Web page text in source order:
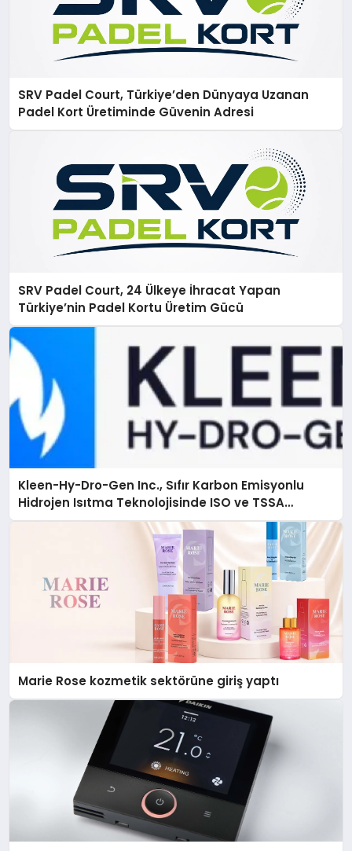
SRV Padel Court, Türkiye’den Dünyaya Uzanan
Padel Kort Üretiminde Güvenin Adresi
SRV Padel Court, 24 Ülkeye İhracat Yapan
Türkiye’nin Padel Kortu Üretim Gücü
Kleen-Hy-Dro-Gen Inc., Sıfır Karbon Emisyonlu
Hidrojen Isıtma Teknolojisinde ISO ve TSSA
Düzenleyici Onaylarını Aldı
Marie Rose kozmetik sektörüne giriş yaptı